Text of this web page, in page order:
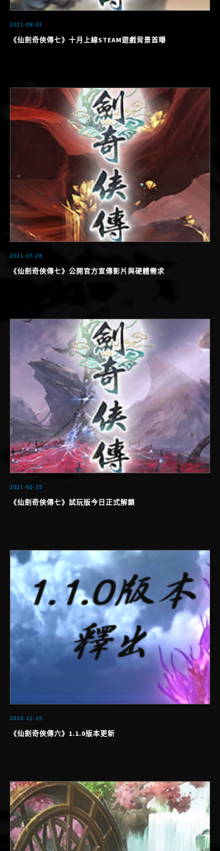
2021-08-03
《仙劍奇俠傳七》十月上線STEAM遊戲背景首曝
2021-07-28
《仙劍奇俠傳七》公開官方宣傳影片與硬體需求
2021-01-15
《仙劍奇俠傳七》試玩版今日正式解鎖
2015-12-15
《仙劍奇俠傳六》1.1.0版本更新